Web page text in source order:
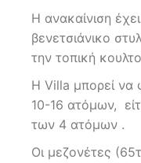
Η ανακαίνιση
βενετσιάνικο
την τοπική
Η Villa μπορεί να
10-16 ατόμων,
των 4 ατόμων .
Οι μεζονέτες